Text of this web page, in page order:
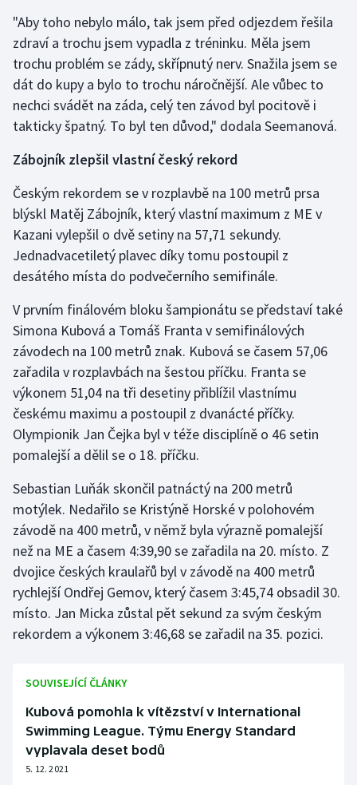
Triatlon
Veslování
Vodní slalom
Volejbal
Ostatní
"Aby toho nebylo málo, tak jsem před odjezdem řešila
zdraví a trochu jsem vypadla z tréninku. Měla jsem
trochu problém se zády, skřípnutý nerv. Snažila jsem se
dát do kupy a bylo to trochu náročnější. Ale vůbec to
nechci svádět na záda, celý ten závod byl pocitově i
takticky špatný. To byl ten důvod," dodala Seemanová.
Zábojník zlepšil vlastní český rekord
Českým rekordem se v rozplavbě na 100 metrů prsa
blýskl Matěj Zábojník, který vlastní maximum z ME v
Kazani vylepšil o dvě setiny na 57,71 sekundy.
Jednadvacetiletý plavec díky tomu postoupil z
desátého místa do podvečerního semifinále.
V prvním finálovém bloku šampionátu se představí také
Simona Kubová a Tomáš Franta v semifinálových
závodech na 100 metrů znak. Kubová se časem 57,06
zařadila v rozplavbách na šestou příčku. Franta se
výkonem 51,04 na tři desetiny přiblížil vlastnímu
českému maximu a postoupil z dvanácté příčky.
Olympionik Jan Čejka byl v téže disciplíně o 46 setin
pomalejší a dělil se o 18. příčku.
Sebastian Luňák skončil patnáctý na 200 metrů
motýlek. Nedařilo se Kristýně Horské v polohovém
závodě na 400 metrů, v němž byla výrazně pomalejší
než na ME a časem 4:39,90 se zařadila na 20. místo. Z
dvojice českých kraulařů byl v závodě na 400 metrů
rychlejší Ondřej Gemov, který časem 3:45,74 obsadil 30.
místo. Jan Micka zůstal pět sekund za svým českým
rekordem a výkonem 3:46,68 se zařadil na 35. pozici.
SOUVISEJÍCÍ ČLÁNKY
Kubová pomohla k vítězství v International
Swimming League. Týmu Energy Standard
vyplavala deset bodů
5. 12. 2021